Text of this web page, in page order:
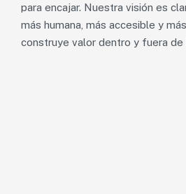
para encajar. Nuestra visión es
más humana, más accesible y
construye valor dentro y fuera de